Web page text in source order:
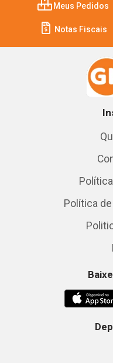
Meus Pedidos
Notas Fiscais
Política